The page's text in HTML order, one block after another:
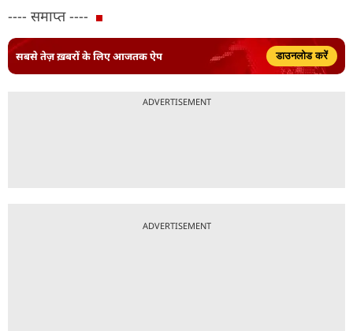
---- समाप्त ----
सबसे तेज़ ख़बरों के लिए आजतक ऐप डाउनलोड करें
ADVERTISEMENT
ADVERTISEMENT